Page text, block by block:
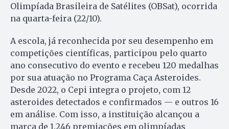
Olimpíada Brasileira de Satélites (OBSat), ocorrida
na quarta-feira (22/10).
A escola, já reconhecida por seu desempenho em
competições científicas, participou pelo quarto
ano consecutivo do evento e recebeu 120 medalhas
por sua atuação no Programa Caça Asteroides.
Desde 2022, o Cepi integra o projeto, com 12
asteroides detectados e confirmados — e outros 16
em análise. Com isso, a instituição alcançou a
marca de 1.246 premiações em olimpíadas